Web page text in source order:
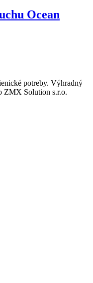
Ocean
potreby. Výhradný
ZMX Solution s.r.o.